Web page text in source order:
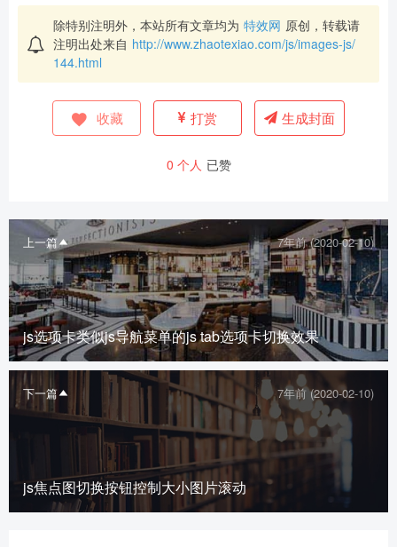
除特别注明外，本站所有文章均为 特效网 原创，转载请
注明出处来自 http://www.zhaotexiao.com/js/images-js/
144.html
收藏 打赏 生成封面
0 个人 已赞
上一篇 7年前 (2020-02-10)
js选项卡类似js导航菜单的js tab选项卡切换效果
下一篇 7年前 (2020-02-10)
js焦点图切换按钮控制大小图片滚动